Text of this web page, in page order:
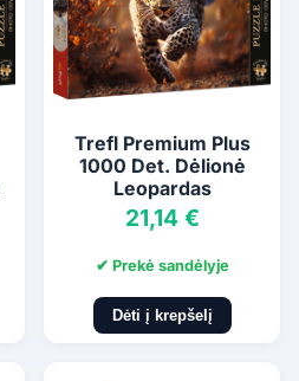
Trefl Premium Plus
1000 Det. Dėlionė
Leopardas
21,14 €
✔ Prekė sandėlyje
Dėti į krepšelį